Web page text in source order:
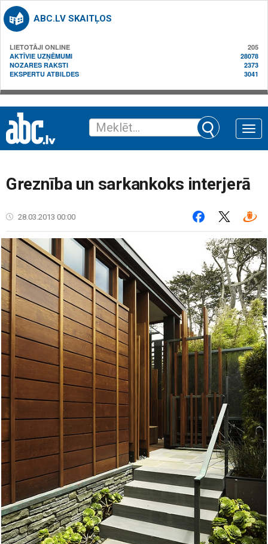
ABC.LV SKAITĻOS
LIETOTĀJI ONLINE
205
AKTĪVIE UZŅĒMUMI
28078
NOZARES RAKSTI
2373
EKSPERTU ATBILDES
3041
Toggle
Greznība un sarkankoks interjerā
28.03.2013 00:00